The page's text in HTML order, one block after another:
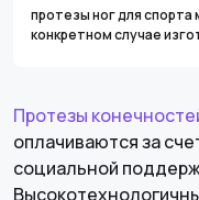
протезы ног для
конкретном случае
Протезы
оплачиваются за
социальной